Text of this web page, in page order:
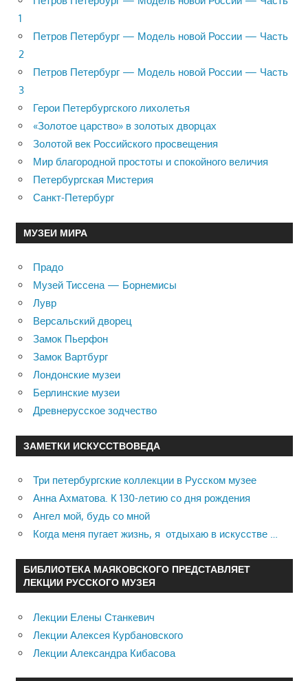
1
Петров Петербург — Модель новой России — Часть
2
Петров Петербург — Модель новой России — Часть
3
Герои Петербургского лихолетья
«Золотое царство» в золотых дворцах
Золотой век Российского просвещения
Мир благородной простоты и спокойного величия
Петербургская Мистерия
Санкт-Петербург
МУЗЕИ МИРА
Прадо
Музей Тиссена — Борнемисы
Лувр
Версальский дворец
Замок Пьерфон
Замок Вартбург
Лондонские музеи
Берлинские музеи
Древнерусское зодчество
ЗАМЕТКИ ИСКУССТВОВЕДА
Три петербургские коллекции в Русском музее
Анна Ахматова. К 130-летию со дня рождения
Ангел мой, будь со мной
Когда меня пугает жизнь, я отдыхаю в искусстве …
БИБЛИОТЕКА МАЯКОВСКОГО ПРЕДСТАВЛЯЕТ
ЛЕКЦИИ РУССКОГО МУЗЕЯ
Лекции Елены Станкевич
Лекции Алексея Курбановского
Лекции Александра Кибасова